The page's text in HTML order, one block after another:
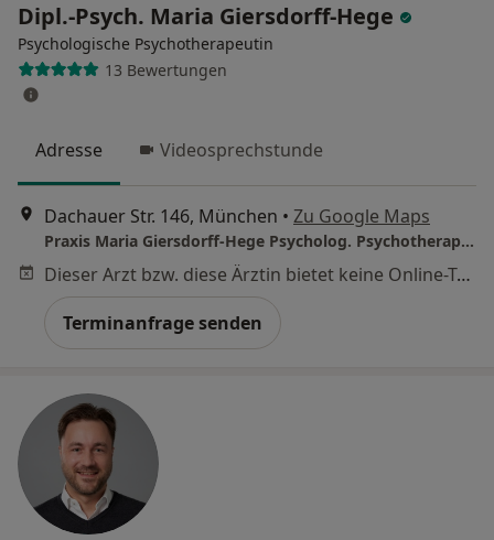
Dipl.-Psych. Maria Giersdorff-Hege
Psychologische Psychotherapeutin
13 Bewertungen
Adresse Videosprechstunde
Dachauer Str. 146, München • Zu Google Maps
Praxis Maria Giersdorff-Hege Psycholog. Psychotherapeutin
Dieser Arzt bzw. diese Ärztin bietet keine Online-Terminbuchung an diesem Standort an.
Terminanfrage senden